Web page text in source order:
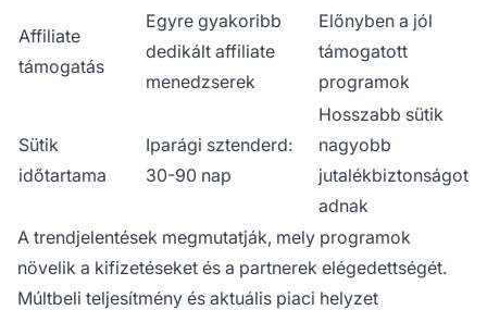
Affiliate
támogatás
Egyre gyakoribb
dedikált affiliate
menedzserek
Előnyben a jól
támogatott
programok
Sütik
időtartama
Iparági sztenderd:
30-90 nap
Hosszabb sütik
nagyobb
jutalékbiztonságot
adnak
A trendjelentések megmutatják, mely programok
növelik a kifizetéseket és a partnerek elégedettségét.
Múltbeli teljesítmény és aktuális piaci helyzet